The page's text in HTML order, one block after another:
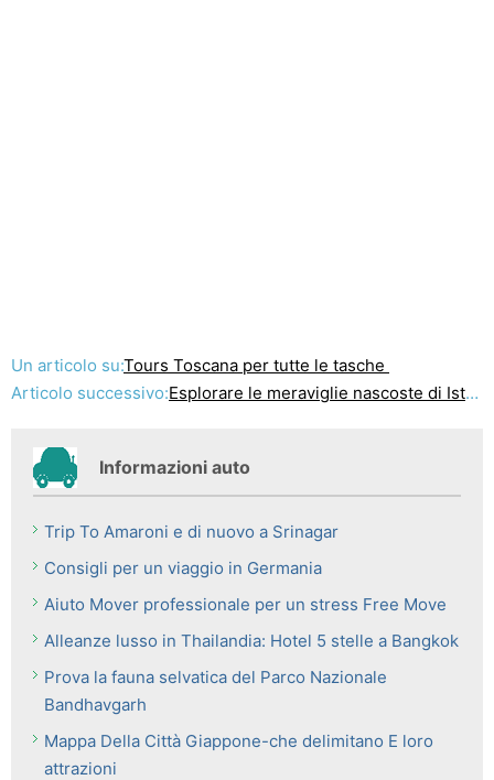
Un articolo su:Tours Toscana per tutte le tasche
Articolo successivo:Esplorare le meraviglie nascoste di Istria
Informazioni auto
Trip To Amaroni e di nuovo a Srinagar
Consigli per un viaggio in Germania
Aiuto Mover professionale per un stress Free Move
Alleanze lusso in Thailandia: Hotel 5 stelle a Bangkok
Prova la fauna selvatica del Parco Nazionale
Bandhavgarh
Mappa Della Città Giappone-che delimitano E loro
attrazioni